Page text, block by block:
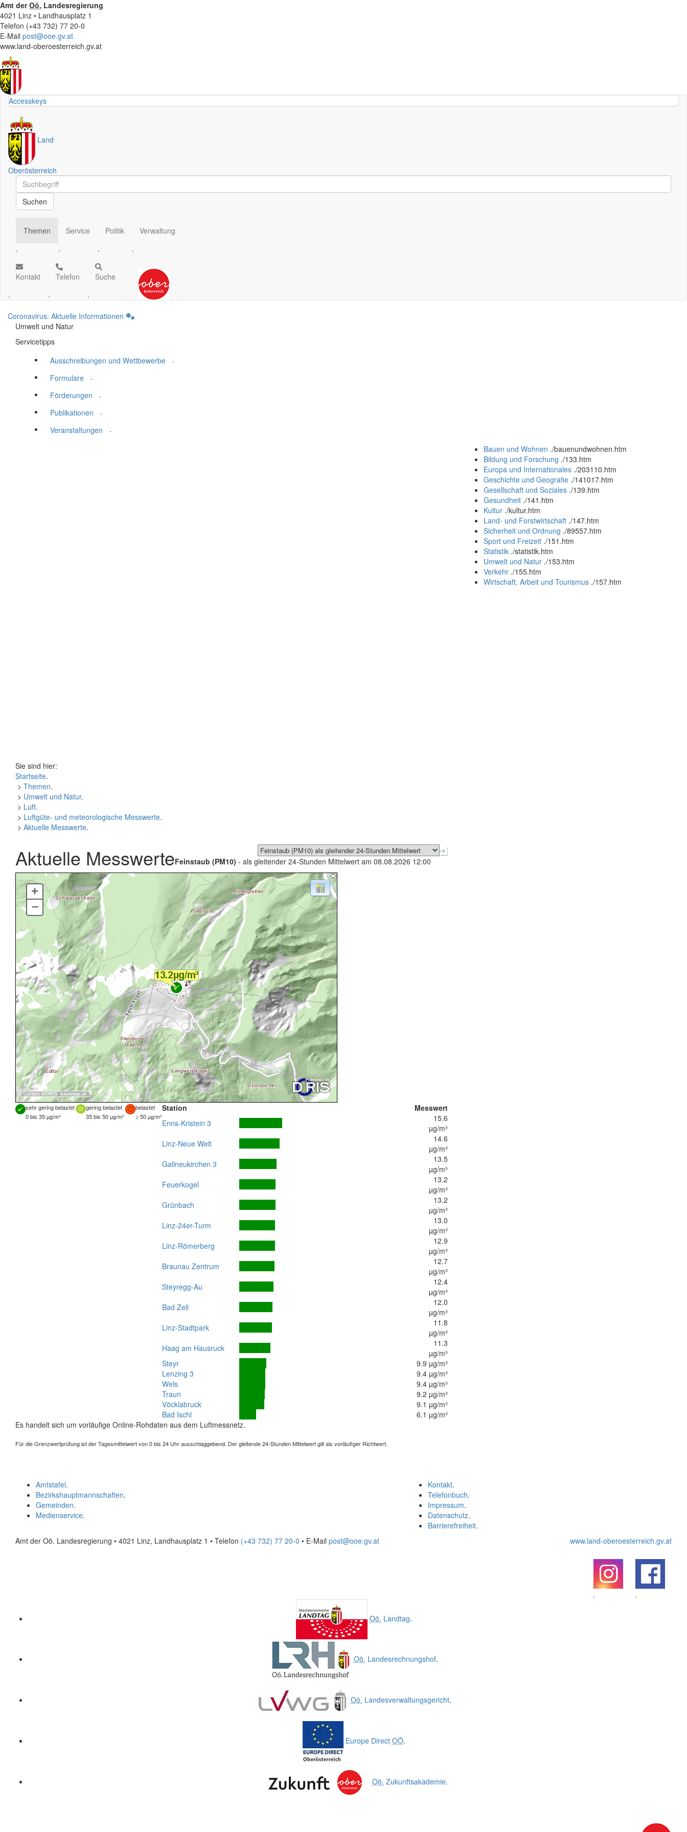
Amt derOö. Landesregierung
4021 Linz • Landhausplatz 1
Telefon (+43 732) 77 20-0
E-Mail post@ooe.gv.at
www.land-oberoesterreich.gv.at
Accesskeys
Land
Oberösterreich
Schnellsuche
Schnellsuche
Suchen
Themen
.
Service
.
Politik
.
Verwaltung
.
Kontakt
.
Telefon
.
Suche
.
Coronavirus: Aktuelle Informationen
Umwelt und Natur
Servicetipps
Ausschreibungen und Wettbewerbe
.
Formulare
.
Förderungen
.
Publikationen
.
Veranstaltungen
.
Bauen und Wohnen ./bauenundwohnen.htm
Bildung und Forschung ./133.htm
Europa und Internationales ./203110.htm
Geschichte und Geografie ./141017.htm
Gesellschaft und Soziales ./139.htm
Gesundheit ./141.htm
Kultur ./kultur.htm
Land- und Forstwirtschaft ./147.htm
Sicherheit und Ordnung ./89557.htm
Sport und Freizeit ./151.htm
Statistik ./statistik.htm
Umwelt und Natur ./153.htm
Verkehr ./155.htm
Wirtschaft, Arbeit und Tourismus ./157.htm
Sie sind hier:
Startseite.
> Themen.
> Umwelt und Natur.
> Luft.
> Luftgüte- und meteorologische Messwerte.
> Aktuelle Messwerte.
Aktuelle MesswerteFeinstaub (PM10) - als gleitender 24-Stunden Mittelwert am 08.08.2026 12:00
Quellen: DORIS, basemap.at
+
–
sehr gering belastet gering belastet
belastet
0 bis 35 µg/m³
35 bis 50 µg/m³ > 50 µg/m³
Station
Messwert
Enns-Kristein 3
15.6
µg/m³
Linz-Neue Welt
14.6
µg/m³
Gallneukirchen 3
13.5
µg/m³
Feuerkogel
13.2
µg/m³
Grünbach
13.2
µg/m³
Linz-24er-Turm
13.0
µg/m³
Linz-Römerberg
12.9
µg/m³
Braunau Zentrum
12.7
µg/m³
Steyregg-Au
12.4
µg/m³
Bad Zell
12.0
µg/m³
Linz-Stadtpark
11.8
µg/m³
Haag am Hausruck
11.3
µg/m³
Steyr
9.9 µg/m³
Lenzing 3
9.4 µg/m³
Wels
9.4 µg/m³
Traun
9.2 µg/m³
Vöcklabruck
9.1 µg/m³
Bad Ischl
6.1 µg/m³
Es handelt sich um vorläufige Online-Rohdaten aus dem Luftmessnetz.
Für die Grenzwertprüfung ist der Tagesmittelwert von 0 bis 24 Uhr ausschlaggebend. Der gleitende 24-Stunden Mittelwert gilt als vorläufiger Richtwert.
Kontakt.
Telefonbuch.
Impressum.
Datenschutz.
Barrierefreiheit.
Amtstafel.
Bezirkshauptmannschaften.
Gemeinden.
Medienservice.
Amt der Oö. Landesregierung • 4021 Linz, Landhausplatz 1 • Telefon (+43 732) 77 20-0 • E-Mail post@ooe.gv.at www.land-oberoesterreich.gv.at
.
.
Oö. Landtag.
Oö. Landesrechnungshof.
Oö. Landesverwaltungsgericht.
Europe Direct OÖ.
Oö. Zukunftsakademie.